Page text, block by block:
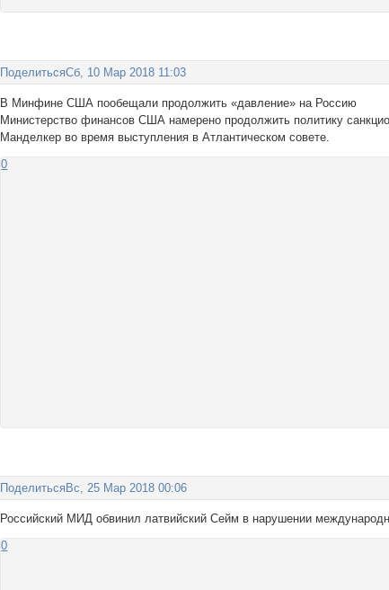
ПоделитьсяСб, 10 Мар 2018 11:03
В Минфине США пообещали продолжить «давление» на Россию
Министерство финансов США намерено продолжить политику
Манделкер во время выступления в Атлантическом совете.
0
ПоделитьсяВс, 25 Мар 2018 00:06
Российский МИД обвинил латвийский Сейм в нарушении
0